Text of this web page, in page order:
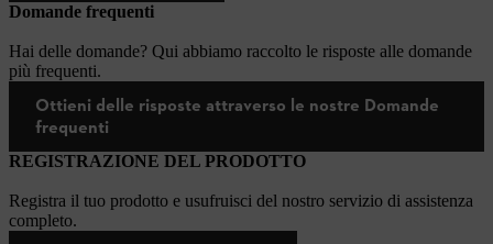
Domande frequenti
Hai delle domande? Qui abbiamo raccolto le risposte alle domande
più frequenti.
Ottieni delle risposte attraverso le nostre Domande
frequenti
REGISTRAZIONE DEL PRODOTTO
Registra il tuo prodotto e usufruisci del nostro servizio di assistenza
completo.